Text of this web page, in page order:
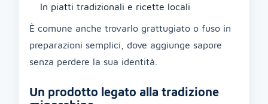
In piatti tradizionali e ricette locali
È comune anche trovarlo grattugiato o fuso in
preparazioni semplici, dove aggiunge sapore
senza perdere la sua identità.
Un prodotto legato alla tradizione